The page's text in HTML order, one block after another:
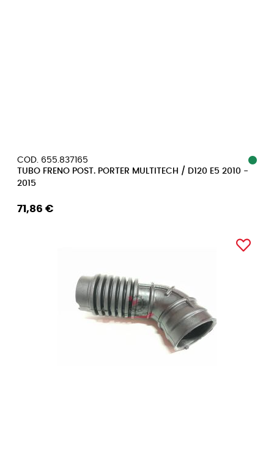
COD. 655.837165
TUBO FRENO POST. PORTER MULTITECH / D120 E5 2010 -
2015
71,86 €